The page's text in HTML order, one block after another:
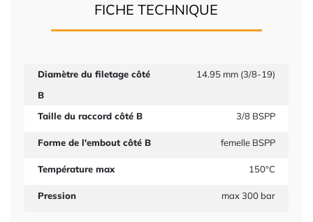
FICHE TECHNIQUE
Diamètre du filetage côté
B
14.95 mm (3/8-19)
Taille du raccord côté B 3/8 BSPP
Forme de l'embout côté B femelle BSPP
Température max 150°C
Pression max 300 bar